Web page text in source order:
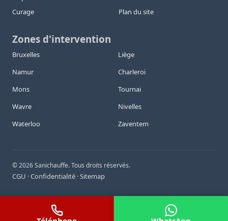
Curage
Plan du site
Zones d'intervention
Bruxelles
Liège
Namur
Charleroi
Mons
Tournai
Wavre
Nivelles
Waterloo
Zaventem
©2026Sanichauffe. Tous droits réservés.
CGU ·Confidentialité ·Sitemap